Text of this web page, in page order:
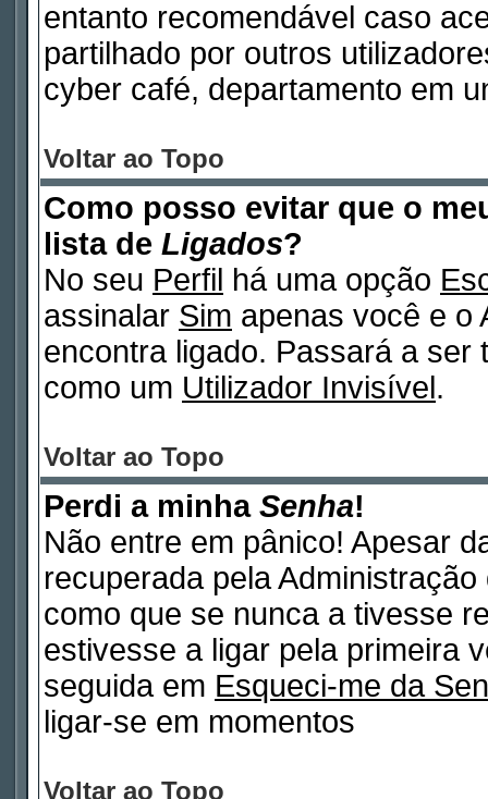
entanto recomendável caso
partilhado por outros
cyber café, departamento em
Voltar ao Topo
Como posso evitar que o
lista de Ligados?
No seu Perfil há uma opção
assinalar Sim apenas você e o
encontra ligado. Passará a ser
como um Utilizador Invisível.
Voltar ao Topo
Perdi a minha Senha!
Não entre em pânico! Apesar
recuperada pela
como que se nunca a tivesse
estivesse a ligar pela primeira
seguida em Esqueci-me da
ligar-se em momentos
Voltar ao Topo